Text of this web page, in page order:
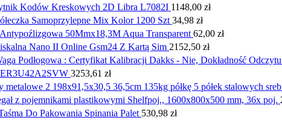
Kodów Kreskowych 2D Libra L7082I 1148,00 zł
Samoprzylepne Mix Kolor 1200 Szt 34,98 zł
50Mmx18,3M Aqua Transparent 62,00 zł
Nano II Online Gsm24 Z Kartą Sim 2152,50 zł
Podłogowa : Certyfikat Kalibracji Dakks - Nie, Dokładność
3253,61 zł
metalowe 2 198x91,5x30,5 36,5cm 135kg półkę 5 półek stalowych
z pojemnikami plastikowymi Shelfpoj., 1600x800x500 mm, 36x poj.
Do Pakowania Spinania Palet 530,98 zł